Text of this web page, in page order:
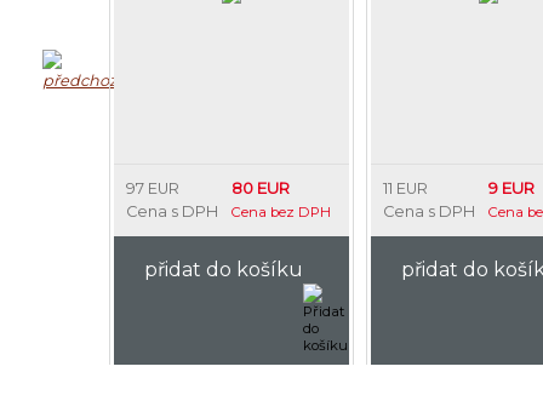
97 EUR
Cena s DPH
80 EUR
Cena bez DPH
přidat do košíku
11 EUR
Cena s DPH
9 EUR
Cena
přidat do